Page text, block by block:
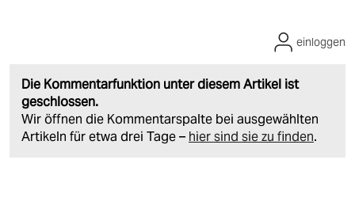
Die Kommentarfunktion unter diesem Artikel ist
geschlossen.
Wir öffnen die Kommentarspalte bei ausgewählten
Artikeln für etwa drei Tage – hier sind sie zu finden.
einloggen